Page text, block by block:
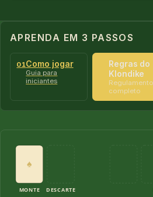
APRENDA EM 3 PASSOS
01Como jogar
Guia para
iniciantes
Regras do
Klondike
Regulamento
completo
♠
MONTE DESCARTE